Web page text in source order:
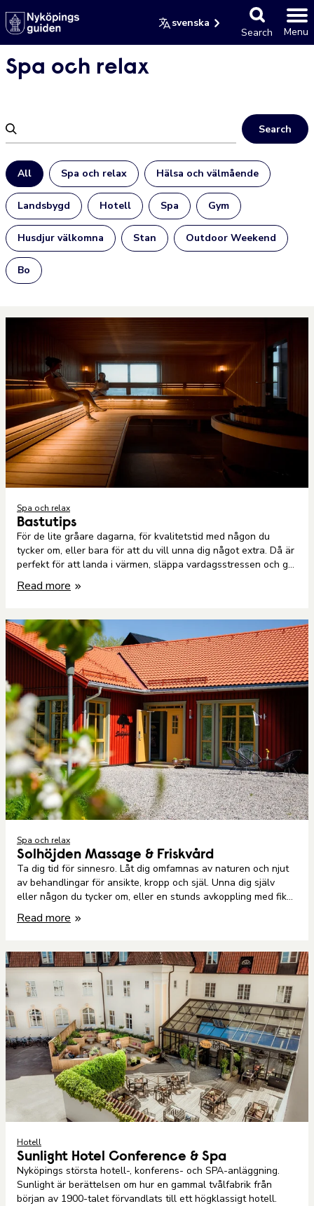
svenska
Search Menu
Spa och relax
Search
All Spa och relax Hälsa och välmående
Landsbygd Hotell Spa Gym
Husdjur välkomna Stan Outdoor Weekend
Bo
Spa och relax
Bastutips
För de lite gråare dagarna, för kvalitetstid med någon du
tycker om, eller bara för att du vill unna dig något extra. Då är
perfekt för att landa i värmen, släppa vardagsstressen och ge
kroppen en paus. Här är några tips på bastuupplevelser i och
runt Nyköping som ger både ro och energi.
Read more
Spa och relax
Solhöjden Massage & Friskvård
Ta dig tid för sinnesro. Låt dig omfamnas av naturen och njut
av behandlingar för ansikte, kropp och själ. Unna dig själv
eller någon du tycker om, eller en stunds avkoppling med fika i
Read more
Hotell
Sunlight Hotel Conference & Spa
Nyköpings största hotell-, konferens- och SPA-anläggning.
Sunlight är berättelsen om hur en gammal tvålfabrik från
början av 1900-talet förvandlats till ett högklassigt hotell.